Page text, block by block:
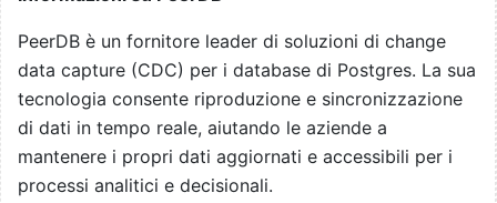
PeerDB è un fornitore leader di soluzioni di change
data capture (CDC) per i database di Postgres. La sua
tecnologia consente riproduzione e sincronizzazione
di dati in tempo reale, aiutando le aziende a
mantenere i propri dati aggiornati e accessibili per i
processi analitici e decisionali.